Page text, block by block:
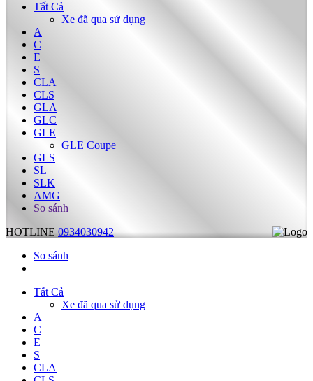
Tất Cả
Xe đã qua sử dụng
A
C
E
S
CLA
CLS
GLA
GLC
GLE
GLE Coupe
GLS
SL
SLK
AMG
So sánh
HOTLINE 0934030942
So sánh
Tất Cả
Xe đã qua sử dụng
A
C
E
S
CLA